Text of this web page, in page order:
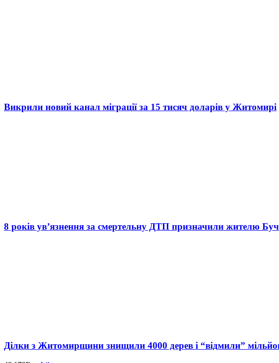
Викрили новий канал міграції за 15 тисяч доларів у Житомирі
8 років ув’язнення за смертельну ДТП призначили жителю
Ділки з Житомирщини знищили 4000 дерев і “відмили”